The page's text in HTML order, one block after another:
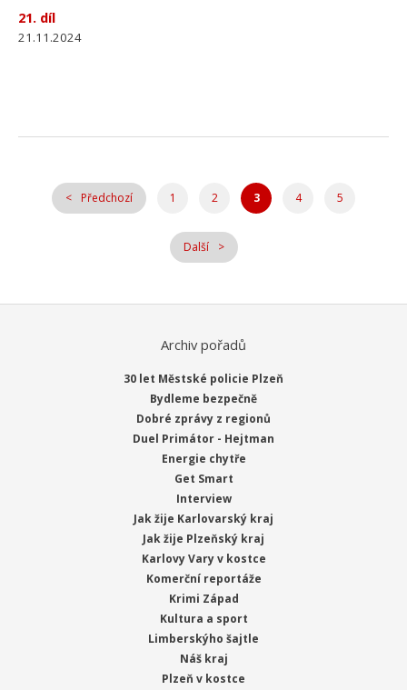
21. díl
21.11.2024
Předchozí 1 2 3 4 5
Další
Archiv pořadů
30 let Městské policie Plzeň
Bydleme bezpečně
Dobré zprávy z regionů
Duel Primátor - Hejtman
Energie chytře
Get Smart
Interview
Jak žije Karlovarský kraj
Jak žije Plzeňský kraj
Karlovy Vary v kostce
Komerční reportáže
Krimi Západ
Kultura a sport
Limberskýho šajtle
Náš kraj
Plzeň v kostce